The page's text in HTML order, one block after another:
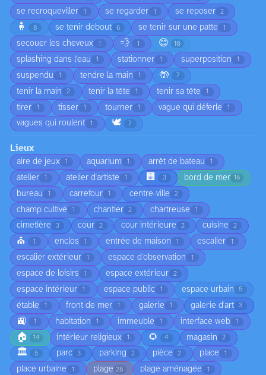
se recroqueviller
1 se regarder 1 se reposer 2
🧍 8 se tenir debout 6 se tenir sur une patte 1
secouer les cheveux 1 💨 1 😊 10
splashing dans l'eau 1 stationner 1 superposition 1
suspendu 1 tendre la main 1 🤲 7
tenir la main 2 tenir la tête 1 tenir sa tête 1
tirer 1 tisser 1 tourner 1 vague qui déferle 1
vagues qui roulent 1 🕊️ 7
Lieux
aire de jeux 1 aquarium 1 arrêt de bateau 1
atelier 1 atelier d'artiste 1 🏢 3 bord de mer 16
bureau 1 carrefour 1 centre-ville 2
champ cultivé 1 chantier 2 chartreuse 1
cimetière 3 cour 2 cour intérieure 2 cuisine 2
⛪ 1 enclos 1 entrée de maison 1 escalier 1
escalier extérieur 1 espace d'observation 1
espace de loisirs 1 espace extérieur 2
espace intérieur 1 espace public 1 espace urbain 5
étable 1 front de mer 1 galerie 1 galerie d'art 3
🚉 1 habitation 1 immeuble 1 interface web 1
🏠 14 intérieur religieux 1 🌻 4 magasin 2
🏛️ 5 parc 3 parking 2 pièce 2 place 1
place urbaine 1 plage 28 plage aménagée 1